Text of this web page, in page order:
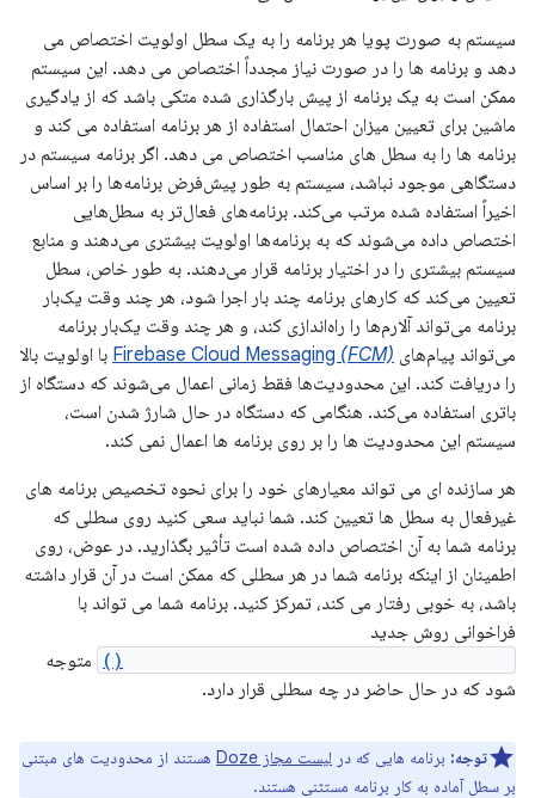
سیستم به صورت پویا هر برنامه را به یک سطل اولویت اختصاص می
دهد و برنامه ها را در صورت نیاز مجدداً اختصاص می دهد. این سیستم
ممکن است به یک برنامه از پیش بارگذاری شده متکی باشد که از یادگیری
ماشین برای تعیین میزان احتمال استفاده از هر برنامه استفاده می کند و
برنامه ها را به سطل های مناسب اختصاص می دهد. اگر برنامه سیستم در
دستگاهی موجود نباشد، سیستم به طور پیش‌فرض برنامه‌ها را بر اساس
اخیراً استفاده شده مرتب می‌کند. برنامه‌های فعال‌تر به سطل‌هایی
اختصاص داده می‌شوند که به برنامه‌ها اولویت بیشتری می‌دهند و منابع
سیستم بیشتری را در اختیار برنامه قرار می‌دهند. به طور خاص، سطل
تعیین می‌کند که کارهای برنامه چند بار اجرا شود، هر چند وقت یک‌بار
برنامه می‌تواند آلارم‌ها را راه‌اندازی کند، و هر چند وقت یک‌بار برنامه
می‌تواند پیام‌های
Firebase Cloud Messaging (FCM)
با اولویت بالا
را دریافت کند. این محدودیت‌ها فقط زمانی اعمال می‌شوند که دستگاه از
باتری استفاده می‌کند. هنگامی که دستگاه در حال شارژ شدن است،
سیستم این محدودیت ها را بر روی برنامه ها اعمال نمی کند.
هر سازنده ای می تواند معیارهای خود را برای نحوه تخصیص برنامه های
غیرفعال به سطل ها تعیین کند. شما نباید سعی کنید روی سطلی که
برنامه شما به آن اختصاص داده شده است تأثیر بگذارید. در عوض، روی
اطمینان از اینکه برنامه شما در هر سطلی که ممکن است در آن قرار داشته
باشد، به خوبی رفتار می کند، تمرکز کنید. برنامه شما می تواند با
فراخوانی روش جدید
متوجه
شود که در حال حاضر در چه سطلی قرار دارد.
توجه: برنامه هایی که در لیست مجاز Doze
هستند از محدودیت های مبتنی
بر سطل آماده به کار برنامه مستثنی هستند.